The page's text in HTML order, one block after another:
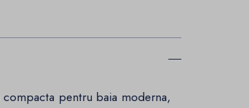
pentru baia moderna,